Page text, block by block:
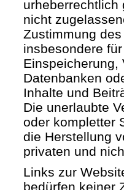
urheberrechtlich
nicht
Zustimmung
insbesondere
Einspeicherung,
Datenbanken
Inhalte und
Die unerlaubte
oder kompletter
die Herstellung
privaten und
Links zur
bedürfen keiner